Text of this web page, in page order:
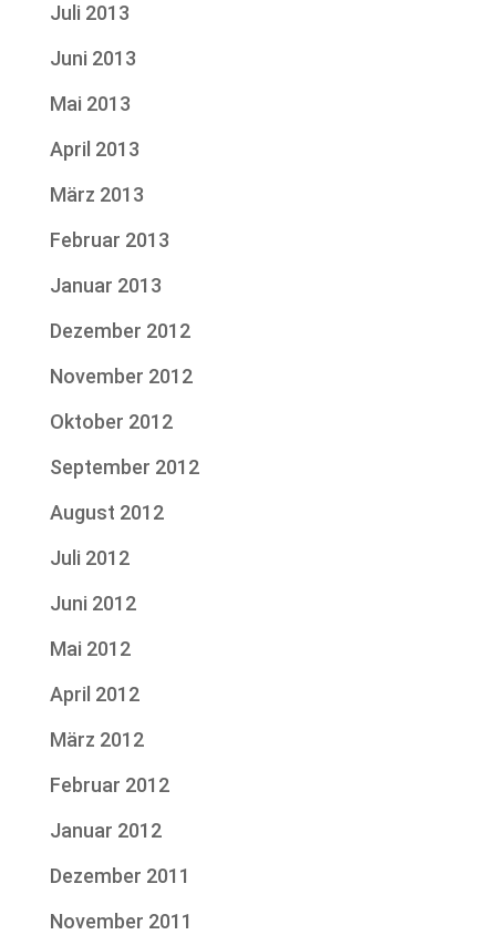
Juli 2013
Juni 2013
Mai 2013
April 2013
März 2013
Februar 2013
Januar 2013
Dezember 2012
November 2012
Oktober 2012
September 2012
August 2012
Juli 2012
Juni 2012
Mai 2012
April 2012
März 2012
Februar 2012
Januar 2012
Dezember 2011
November 2011